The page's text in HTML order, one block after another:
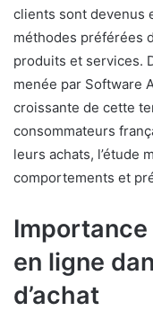
clients sont devenus
méthodes préférées
produits et services.
menée par Software
croissante de cette
consommateurs
leurs achats, l’étude
comportements et
en ligne
d’achat